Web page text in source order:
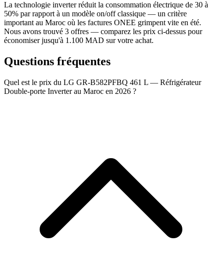
La technologie inverter réduit la consommation électrique de 30 à
50% par rapport à un modèle on/off classique — un critère
important au Maroc où les factures ONEE grimpent vite en été.
Nous avons trouvé 3 offres — comparez les prix ci-dessus pour
économiser jusqu'à 1.100 MAD sur votre achat.
Questions fréquentes
Quel est le prix du LG GR-B582PFBQ 461 L — Réfrigérateur
Double-porte Inverter au Maroc en 2026 ?